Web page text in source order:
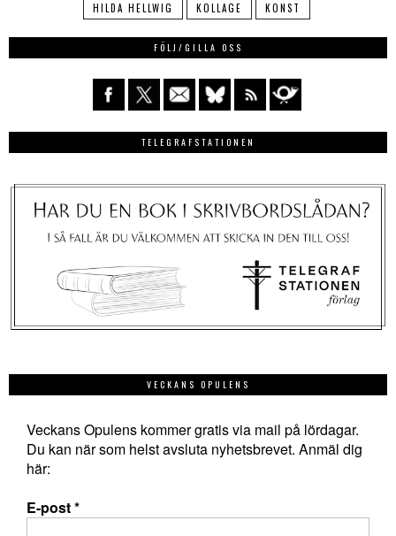
HILDA HELLWIG KOLLAGE KONST
FÖLJ/GILLA OSS
TELEGRAFSTATIONEN
VECKANS OPULENS
Veckans Opulens kommer gratis via mail på lördagar.
Du kan när som helst avsluta nyhetsbrevet. Anmäl dig
här:
E-post*